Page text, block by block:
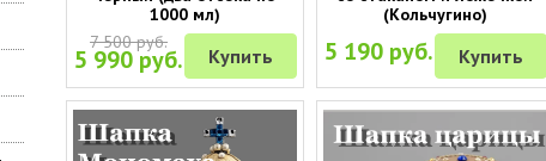
1000 мл)
7 500 руб.
5 990 руб. Купить
(Кольчугино)
5 190 руб. Купить